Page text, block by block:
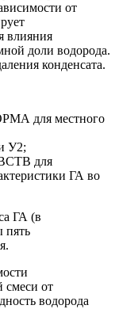
от
влияния
доли водорода.
конденсата.
для местного
У2;
для
ГА во
ГА (в
пять
смеси от
водорода